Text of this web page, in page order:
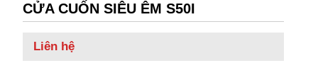
CỬA CUỐN SIÊU ÊM S50I
Liên hệ